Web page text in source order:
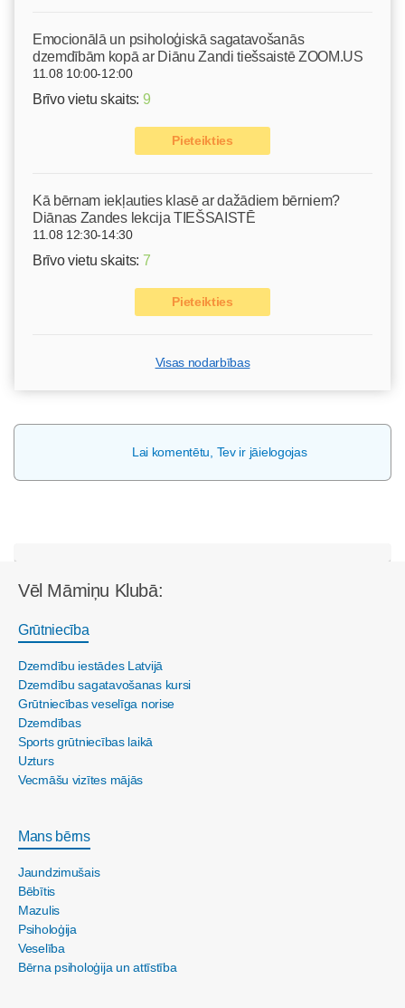
Emocionālā un psiholoģiskā sagatavošanās
dzemdībām kopā ar Diānu Zandi tiešsaistē ZOOM.US
11.08 10:00-12:00
Brīvo vietu skaits: 9
Pieteikties
Kā bērnam iekļauties klasē ar dažādiem bērniem?
Diānas Zandes lekcija TIEŠSAISTĒ
11.08 12:30-14:30
Brīvo vietu skaits: 7
Pieteikties
Visas nodarbības
Lai komentētu, Tev ir jāielogojas
Vēl Māmiņu Klubā:
Grūtniecība
Dzemdību iestādes Latvijā
Dzemdību sagatavošanas kursi
Grūtniecības veselīga norise
Dzemdības
Sports grūtniecības laikā
Uzturs
Vecmāšu vizītes mājās
Mans bērns
Jaundzimušais
Bēbītis
Mazulis
Psiholoģija
Veselība
Bērna psiholoģija un attīstība